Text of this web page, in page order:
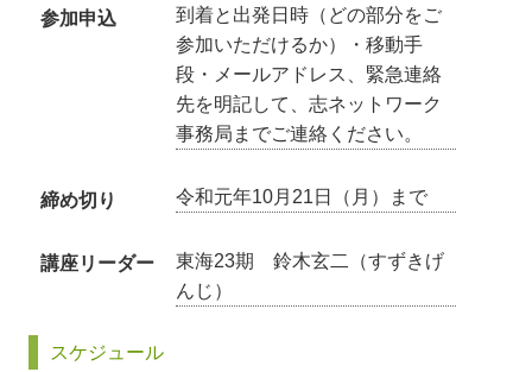
参加申込
到着と出発日時（どの部分をご
参加いただけるか）・移動手
段・メールアドレス、緊急連絡
先を明記して、志ネットワーク
事務局までご連絡ください。
締め切り 令和元年10月21日（月）まで
講座リーダー
東海23期 鈴木玄二（すずきげ
んじ）
スケジュール